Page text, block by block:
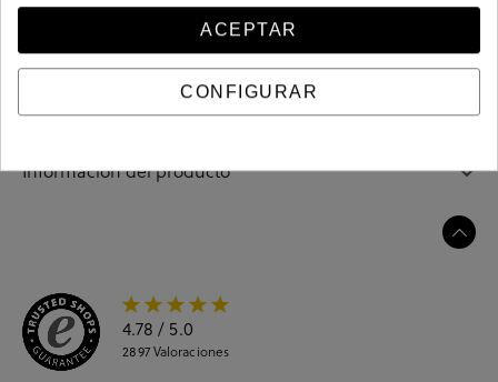
Guía de tallas
Ciudados y limpieza
Información del producto
4.78 / 5.0
2897Valoraciones
ACEPTAR
CONFIGURAR